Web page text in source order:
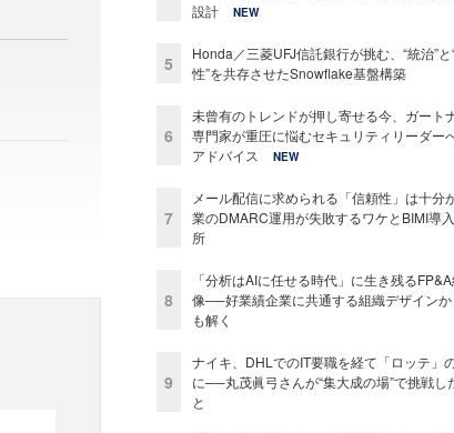
設計
NEW
5
Honda／三菱UFJ信託銀行が挑む、“統治”と
性”を共存させたSnowflake基盤構築
6
未曾有のトレンドが押し寄せる今、ガート
専門家が重圧に悩むセキュリティリーダー
アドバイス
NEW
7
メール配信に求められる「信頼性」は十分
業のDMARC運用が失敗するワケとBIMI導
所
8
「分析はAIに任せる時代」に生き残る
像──好業績企業に共通する組織デザインか
も解く
9
ナイキ、DHLでのIT要職を経て「ロッテ」
に──丸茂眞弓さんが“集大成の場”で挑戦し
と